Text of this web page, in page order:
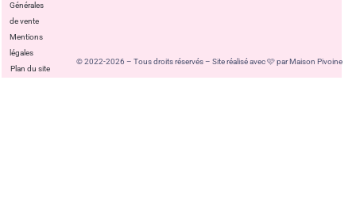
Générales
de vente
Mentions
légales
Plan du site
© 2022-2026 – Tous droits réservés – Site réalisé avec 🩷 par Maison Pivoine